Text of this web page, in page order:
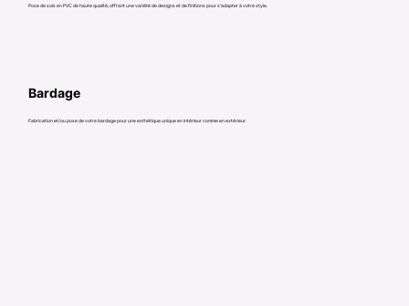
Pose de sols en PVC de haute qualité, offrant une variété de designs et de finitions pour s'adapter à votre style.
Fabrication et/ou pose de votre bardage pour une esthétique unique en intérieur comme en extérieur.
Bardage